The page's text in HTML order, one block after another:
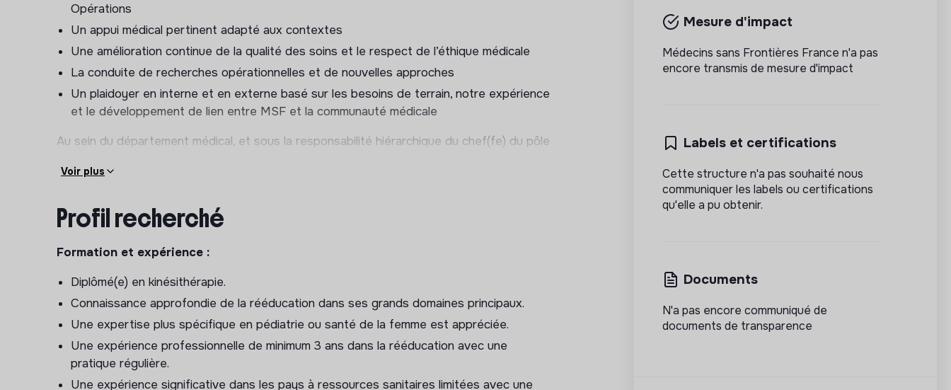
Opérations
Un appui médical pertinent adapté aux contextes
Une amélioration continue de la qualité des soins et le respect de l’éthique médicale
La conduite de recherches opérationnelles et de nouvelles approches
Un plaidoyer en interne et en externe basé sur les besoins de terrain, notre expérience
et le développement de lien entre MSF et la communauté médicale
Au sein du département médical, et sous la responsabilité hiérarchique du chef(fe) du pôle
dans son domaine de compétence : en 2024, MCF OCP a admis 14 194 nouveaux patients
sessions de kinésithérapie et 6 187 sessions d’ergothérapie ont été réalisées en
hospitalisation ou en ambulatoire.
Elle.il travaille en collaboration et synergie en particulier avec les membres du pôle
hospitalier (et notamment l’autre référent(e) en rééducation, les référents chirurgie…), la
fondation MSF, ainsi qu’avec l’ensemble des membres du Département Médical (en
particulier le pôle santé des femmes et des enfants, soins infirmiers,…), et la gestion
hospitalière.
Principales responsabilités
Voir plus
Profil recherché
Formation et expérience :
Diplômé(e) en kinésithérapie.
Connaissance approfondie de la rééducation dans ses grands domaines principaux.
Une expertise plus spécifique en pédiatrie ou santé de la femme est appréciée.
Une expérience professionnelle de minimum 3 ans dans la rééducation avec une
pratique régulière.
Une expérience significative dans les pays à ressources sanitaires limitées avec une
Mesure d'impact
Médecins sans Frontières France n'a pas
encore transmis de mesure d'impact
Labels et certifications
Cette structure n'a pas souhaité nous
communiquer les labels ou certifications
qu'elle a pu obtenir.
Documents
N'a pas encore communiqué de
documents de transparence